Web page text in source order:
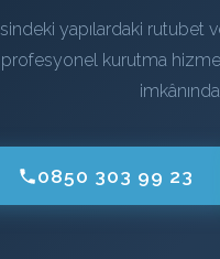
yapılardaki rutubet
profesyonel kurutma
0850 303 99 23